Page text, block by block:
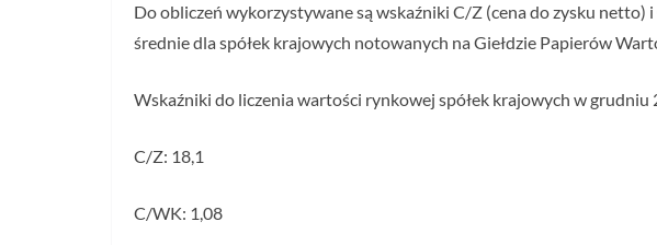
Do obliczeń wykorzystywane są wskaźniki C/Z (cena do zysku netto)
średnie dla spółek krajowych notowanych na Giełdzie Papierów
Wskaźniki do liczenia wartości rynkowej spółek krajowych w grudniu
C/Z: 18,1
C/WK: 1,08